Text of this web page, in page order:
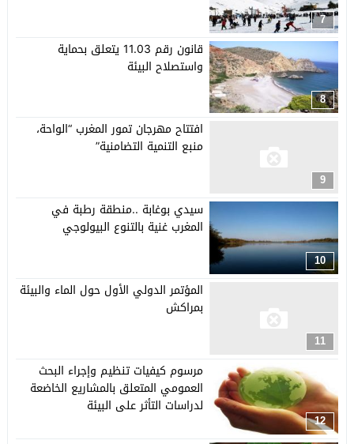
7
8
قانون رقم 11.03 يتعلق بحماية
واستصلاح البيئة
9
افتتاح مهرجان تمور المغرب “الواحة،
منبع التنمية التضامنية”
10
سيدي بوغابة ..منطقة رطبة في
المغرب غنية بالتنوع البيولوجي
11
المؤتمر الدولي الأول حول الماء والبيئة
بمراكش
12
مرسوم كيفيات تنظيم وإجراء البحث
العمومي المتعلق بالمشاريع الخاضعة
لدراسات التأثر على البيئة